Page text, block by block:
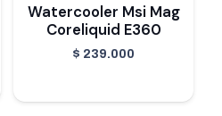
Watercooler Msi Mag
Coreliquid E360
$ 239.000